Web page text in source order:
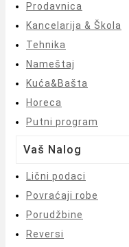
Prodavnica
Kancelarija & Škola
Tehnika
Nameštaj
Kuća&Bašta
Horeca
Putni program
Vaš Nalog
Lični podaci
Povraćaji robe
Porudžbine
Reversi